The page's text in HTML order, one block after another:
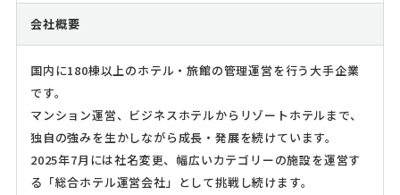
会社概要
国内に180棟以上のホテル・旅館の管理運営を行う大手企業
です。
マンション運営、ビジネスホテルからリゾートホテルまで、
独自の強みを生かしながら成長・発展を続けています。
2025年7月には社名変更、幅広いカテゴリーの施設を運営す
る「総合ホテル運営会社」として挑戦し続けます。